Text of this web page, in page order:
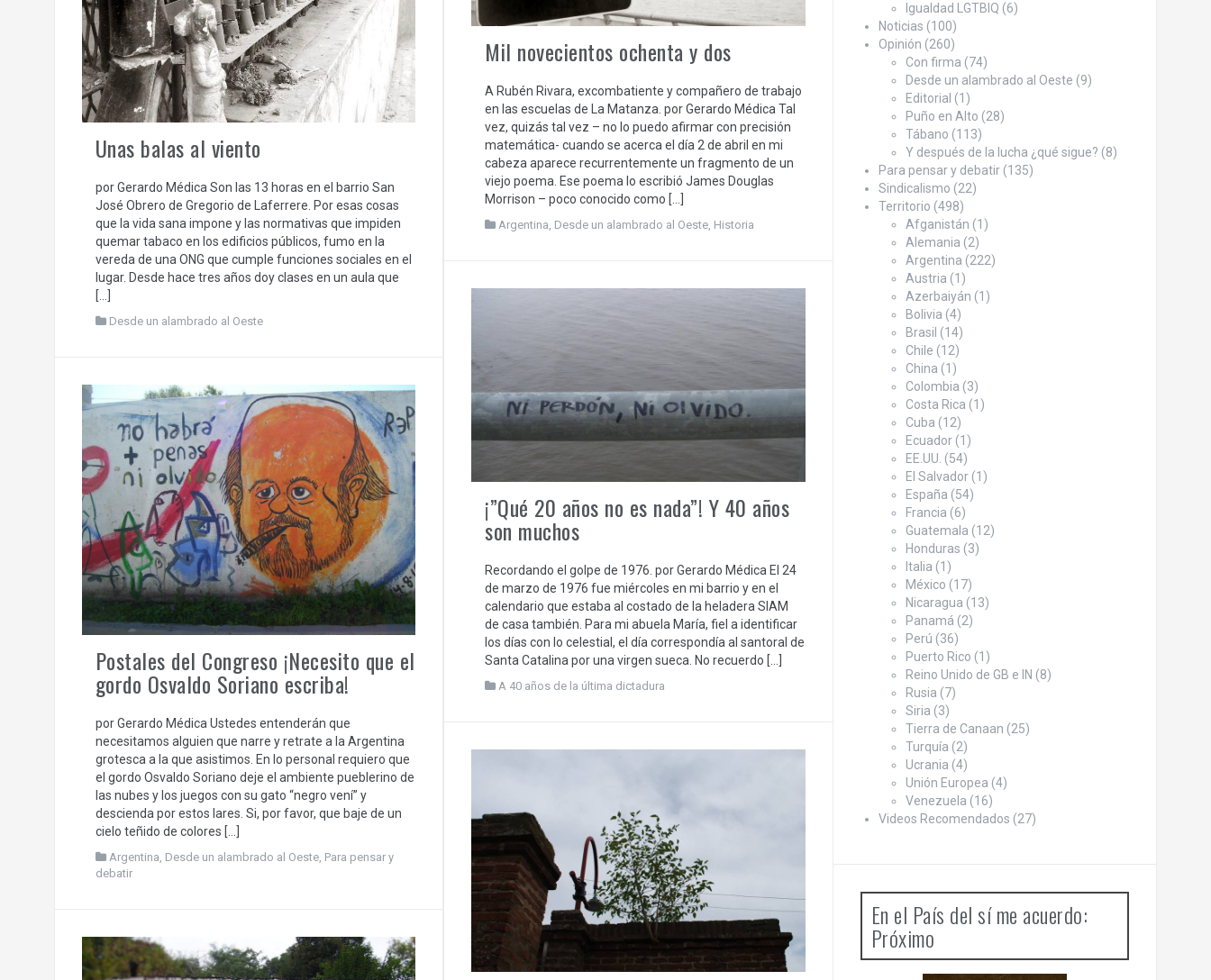
Unas balas al viento
por Gerardo Médica Son las 13 horas en el barrio San
José Obrero de Gregorio de Laferrere. Por esas cosas
que la vida sana impone y las normativas que impiden
quemar tabaco en los edificios públicos, fumo en la
vereda de una ONG que cumple funciones sociales en el
lugar. Desde hace tres años doy clases en un aula que
[…]
Desde un alambrado al Oeste
Mil novecientos ochenta y dos
A Rubén Rivara, excombatiente y compañero de trabajo
en las escuelas de La Matanza. por Gerardo Médica Tal
vez, quizás tal vez – no lo puedo afirmar con precisión
matemática- cuando se acerca el día 2 de abril en mi
cabeza aparece recurrentemente un fragmento de un
viejo poema. Ese poema lo escribió James Douglas
Morrison – poco conocido como […]
Argentina Desde un alambrado al Oeste Historia
¡”Qué 20 años no es nada”! Y 40 años
son muchos
Recordando el golpe de 1976. por Gerardo Médica El 24
de marzo de 1976 fue miércoles en mi barrio y en el
calendario que estaba al costado de la heladera SIAM
de casa también. Para mi abuela María, fiel a identificar
los días con lo celestial, el día correspondía al santoral de
Santa Catalina por una virgen sueca. No recuerdo […]
A 40 años de la última dictadura
Postales del Congreso ¡Necesito que el
gordo Osvaldo Soriano escriba!
por Gerardo Médica Ustedes entenderán que
necesitamos alguien que narre y retrate a la Argentina
grotesca a la que asistimos. En lo personal requiero que
el gordo Osvaldo Soriano deje el ambiente pueblerino de
las nubes y los juegos con su gato “negro vení” y
descienda por estos lares. Si, por favor, que baje de un
cielo teñido de colores […]
Argentina Desde un alambrado al Oeste, Para pensar y
debatir
Igualdad LGTBIQ (6)
Noticias (100)
Opinión (260)
Con firma (74)
Desde un alambrado al Oeste (9)
Editorial (1)
Puño en Alto (28)
Tábano (113)
Y después de la lucha ¿qué sigue? (8)
Para pensar y debatir(135)
Sindicalismo (22)
Territorio (498)
Afganistán (1)
Alemania (2)
Argentina (222)
Austria (1)
Azerbaiyán (1)
Bolivia (4)
Brasil (14)
Chile (12)
China (1)
Colombia (3)
Costa Rica (1)
Cuba (12)
Ecuador(1)
EE.UU. (54)
El Salvador(1)
España (54)
Francia (6)
Guatemala (12)
Honduras (3)
Italia (1)
México (17)
Nicaragua (13)
Panamá (2)
Perú (36)
Puerto Rico (1)
Reino Unido de GB e IN (8)
Rusia (7)
Siria (3)
Tierra de Canaan (25)
Turquía (2)
Ucrania (4)
Unión Europea (4)
Venezuela (16)
Videos Recomendados (27)
En el País del sí me acuerdo:
Próximo